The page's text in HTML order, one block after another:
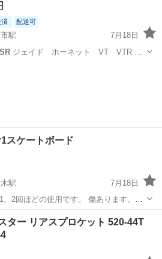
済 配送可
駅
7月18日
ジェイド ホーネット VT VTR …
スケートボード
駅
7月18日
の使用です。 傷あります。３
駅 その他 スケートボード
ター リアスプロケット 520-44T